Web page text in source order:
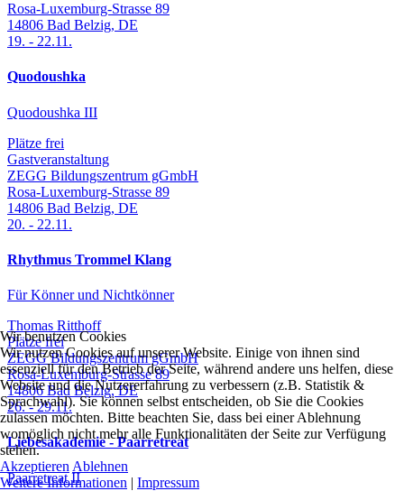
Rosa-Luxemburg-Strasse 89
14806 Bad Belzig, DE
19. - 22.11.
Quodoushka
Quodoushka III
Plätze frei
Gastveranstaltung
ZEGG Bildungszentrum gGmbH
Rosa-Luxemburg-Strasse 89
14806 Bad Belzig, DE
20. - 22.11.
Rhythmus Trommel Klang
Für Könner und Nichtkönner
Thomas Ritthoff
Plätze frei
ZEGG Bildungszentrum gGmbH
Rosa-Luxemburg-Strasse 89
14806 Bad Belzig,DE
26.-29.11.
Liebesakademie - Paarretreat
Paarretreat II
Wir benutzen Cookies
Wir nutzen Cookies auf unserer Website. Einige von ihnen sind
essenziell für den Betrieb der Seite, während andere uns helfen, diese
Website und die Nutzererfahrung zu verbessern (z.B. Statistik &
Sprachwahl). Sie können selbst entscheiden, ob Sie die Cookies
zulassen möchten. Bitte beachten Sie, dass bei einer Ablehnung
womöglich nicht mehr alle Funktionalitäten der Seite zur Verfügung
stehen.
Akzeptieren Ablehnen
Weitere Informationen | Impressum